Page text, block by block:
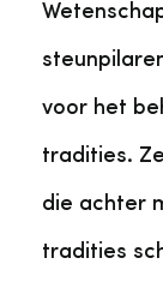
voor het
tradities.
die achter
tradities